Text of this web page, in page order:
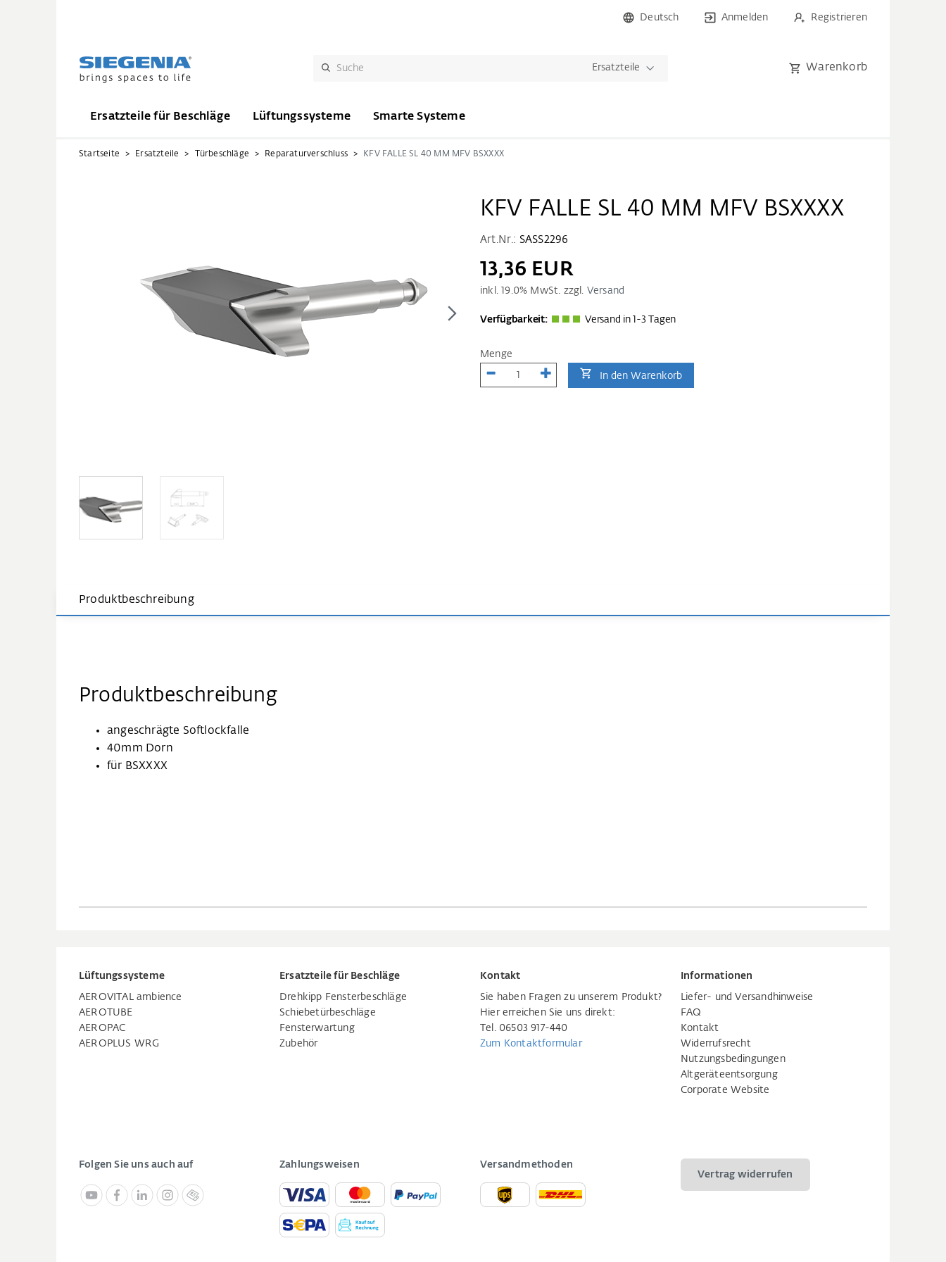
Deutsch Anmelden Registrieren
Ersatzteile Warenkorb
Ersatzteile für Beschläge Lüftungssysteme Smarte Systeme
Startseite Ersatzteile Türbeschläge Reparaturverschluss KFV FALLE SL 40 MM MFV BSXXXX
KFV FALLE SL 40 MM MFV BSXXXX
Art.Nr.: SASS2296
13,36 EUR
inkl. 19.0% MwSt. zzgl. Versand
Verfügbarkeit: Versand in 1-3 Tagen
Menge
In den Warenkorb
Produktbeschreibung
Produktbeschreibung
angeschrägte Softlockfalle
40mm Dorn
für BSXXXX
Lüftungssysteme
AEROVITAL ambience
AEROTUBE
AEROPAC
AEROPLUS WRG
Ersatzteile für Beschläge
Drehkipp Fensterbeschläge
Schiebetürbeschläge
Fensterwartung
Zubehör
Kontakt
Sie haben Fragen zu unserem Produkt?
Hier erreichen Sie uns direkt:
Tel. 06503 917-440
Zum Kontaktformular
Informationen
Liefer- und Versandhinweise
FAQ
Kontakt
Widerrufsrecht
Nutzungsbedingungen
Altgeräteentsorgung
Corporate Website
Folgen Sie uns auch auf Zahlungsweisen
Versandmethoden
Vertrag widerrufen